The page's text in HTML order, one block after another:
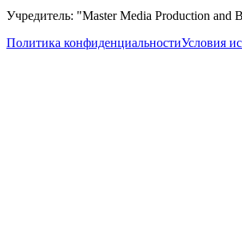
Учредитель: "Master Media Production and
Политика конфиденциальностиУсловия